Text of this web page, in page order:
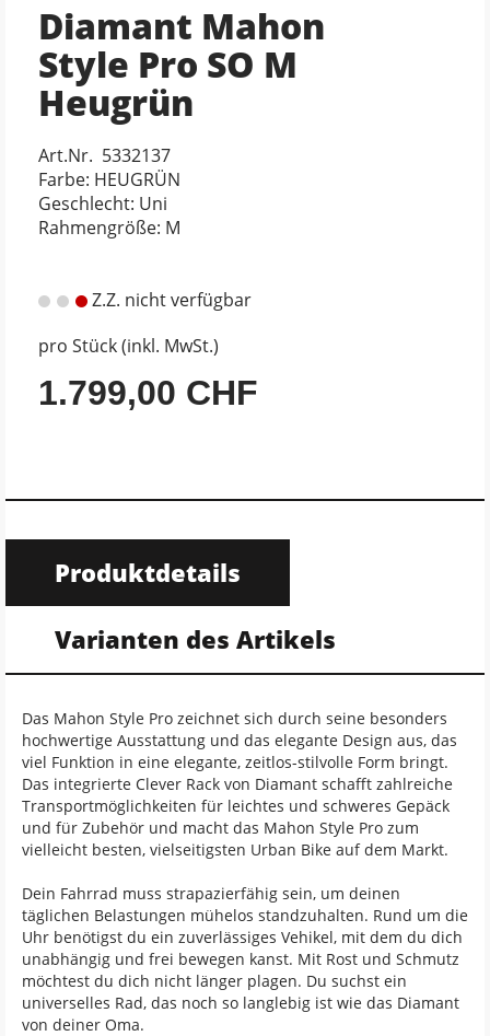
Diamant Mahon
Style Pro SO M
Heugrün
Art.Nr. 5332137
Farbe: HEUGRÜN
Geschlecht: Uni
Rahmengröße: M
Z.Z. nicht verfügbar
pro Stück (inkl. MwSt.)
1.799,00 CHF
Produktdetails
Varianten des Artikels
Das Mahon Style Pro zeichnet sich durch seine besonders
hochwertige Ausstattung und das elegante Design aus, das
viel Funktion in eine elegante, zeitlos-stilvolle Form bringt.
Das integrierte Clever Rack von Diamant schafft zahlreiche
Transportmöglichkeiten für leichtes und schweres Gepäck
und für Zubehör und macht das Mahon Style Pro zum
vielleicht besten, vielseitigsten Urban Bike auf dem Markt.
Dein Fahrrad muss strapazierfähig sein, um deinen
täglichen Belastungen mühelos standzuhalten. Rund um die
Uhr benötigst du ein zuverlässiges Vehikel, mit dem du dich
unabhängig und frei bewegen kanst. Mit Rost und Schmutz
möchtest du dich nicht länger plagen. Du suchst ein
universelles Rad, das noch so langlebig ist wie das Diamant
von deiner Oma.